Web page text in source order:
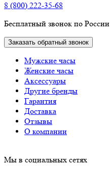
8 (800) 222-35-68
Бесплатный звонок по России
Заказать обратный звонок
Мужские часы
Женские часы
Аксессуары
Другие бренды
Гарантия
Доставка
Отзывы
О компании
Мы в социальных сетях